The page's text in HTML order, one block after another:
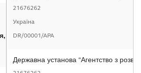
21676262
Україна
DR/00001/APA
Державна установа “Агентство з
ідентифікаційний код юридичної